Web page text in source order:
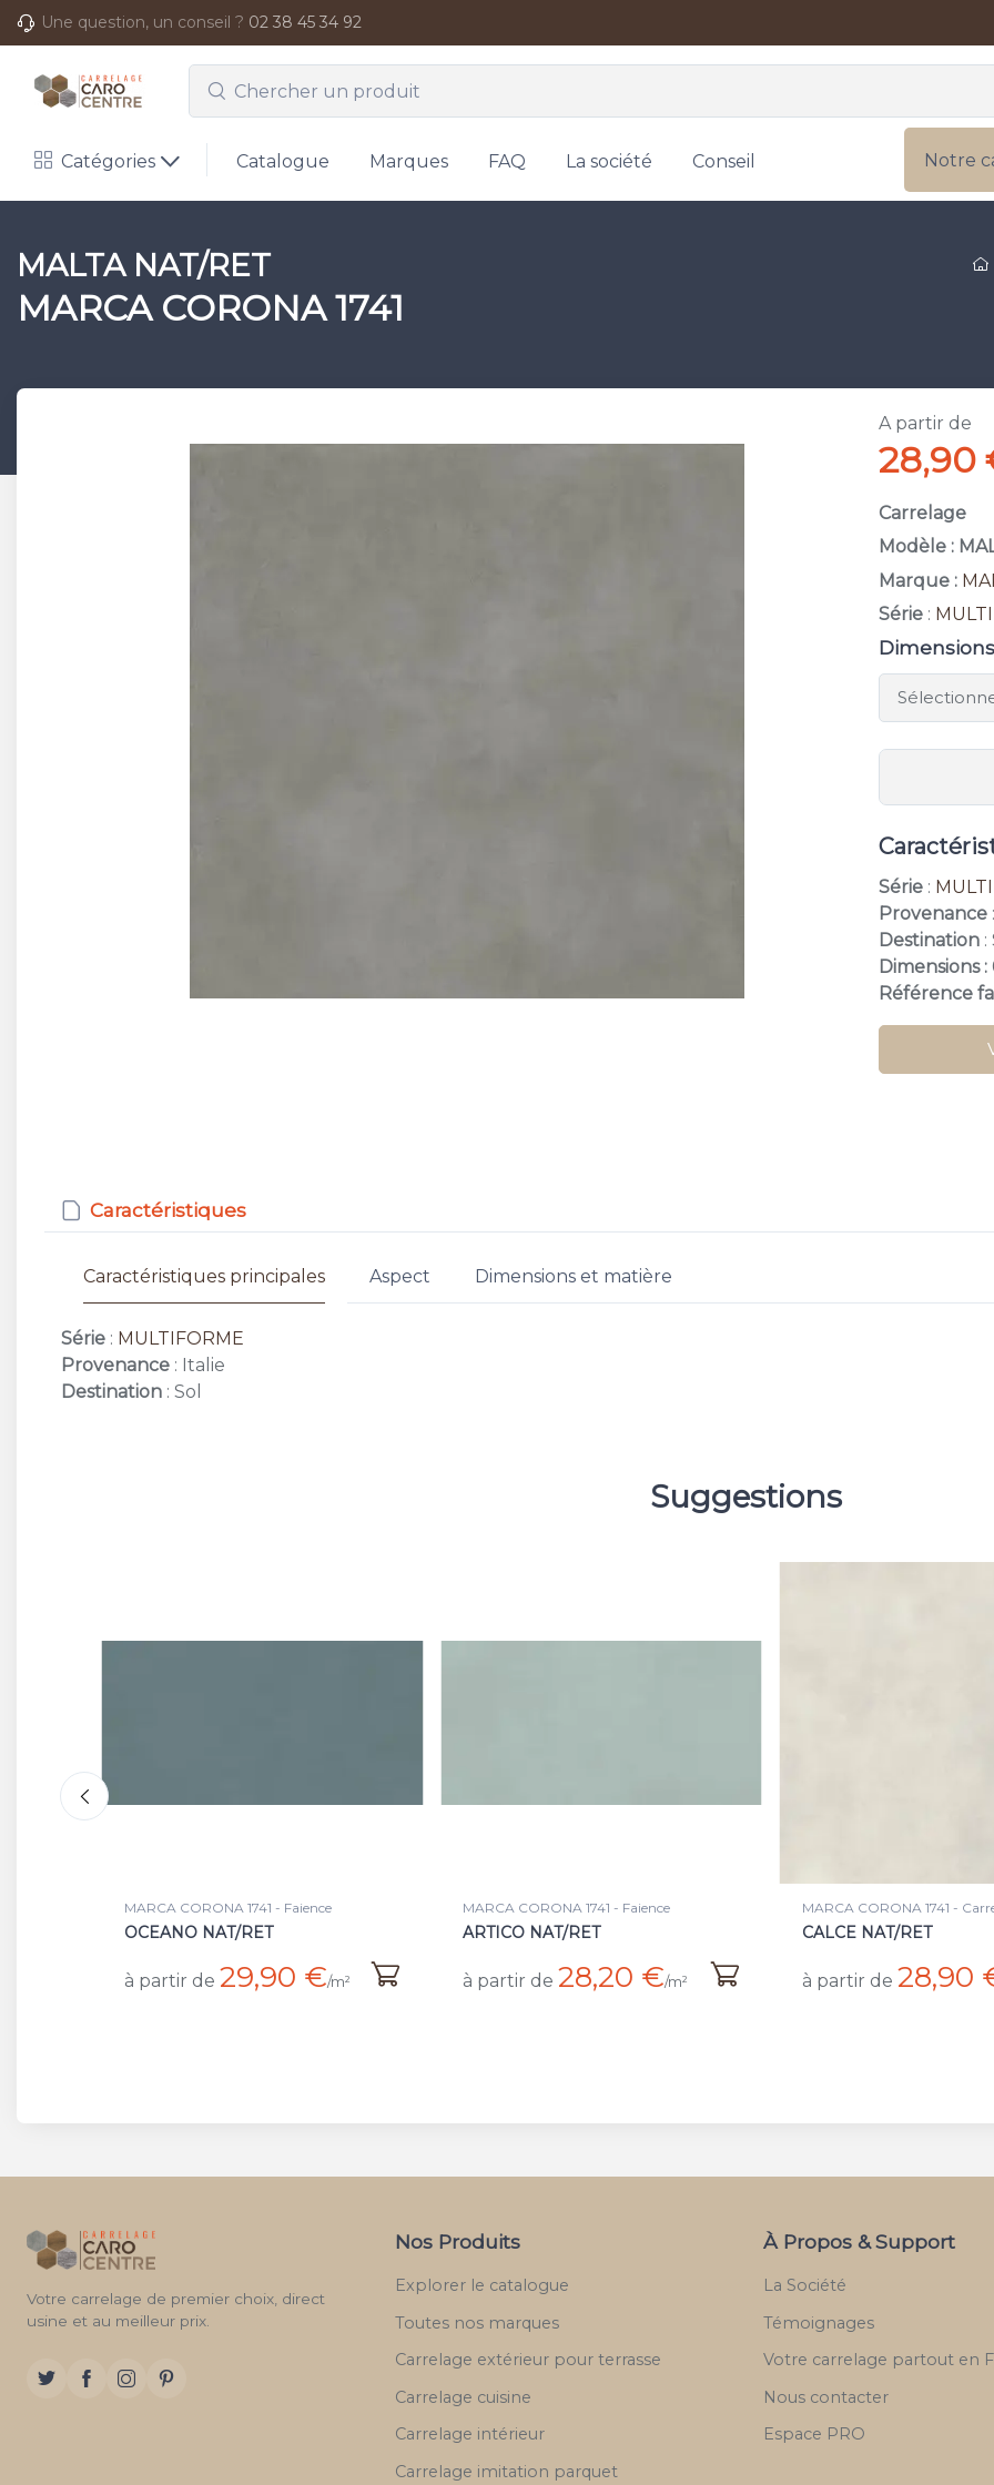
Une question, un conseil ? 02 38 45 34 92
Catégories Catalogue Marques FAQ La société Conseil Notre
MALTA NAT/RET
MARCA CORONA 1741
A partir de
28,90
Carrelage
Modèle :
Marque :
Série :
Dimensions
Série :
Provenance
Destination :
Dimensions
Référence
Caractéristiques
Caractéristiques principales Aspect Dimensions et matière
Série : MULTIFORME
Provenance : Italie
Destination : Sol
Suggestions
MARCA CORONA 1741 - Faience
OCEANO NAT/RET
à partir de 29,90 €/m²
MARCA CORONA 1741 - Faience
ARTICO NAT/RET
à partir de 28,20 €/m²
MARCA CORONA 1741 -
CALCE NAT/RET
à partir de 28,90
Votre carrelage de premier choix, direct
usine et au meilleur prix.
Nos Produits
Explorer le catalogue
Toutes nos marques
Carrelage extérieur pour terrasse
Carrelage cuisine
Carrelage intérieur
Carrelage imitation parquet
À Propos & Support
La Société
Témoignages
Votre carrelage partout en
Nous contacter
Espace PRO